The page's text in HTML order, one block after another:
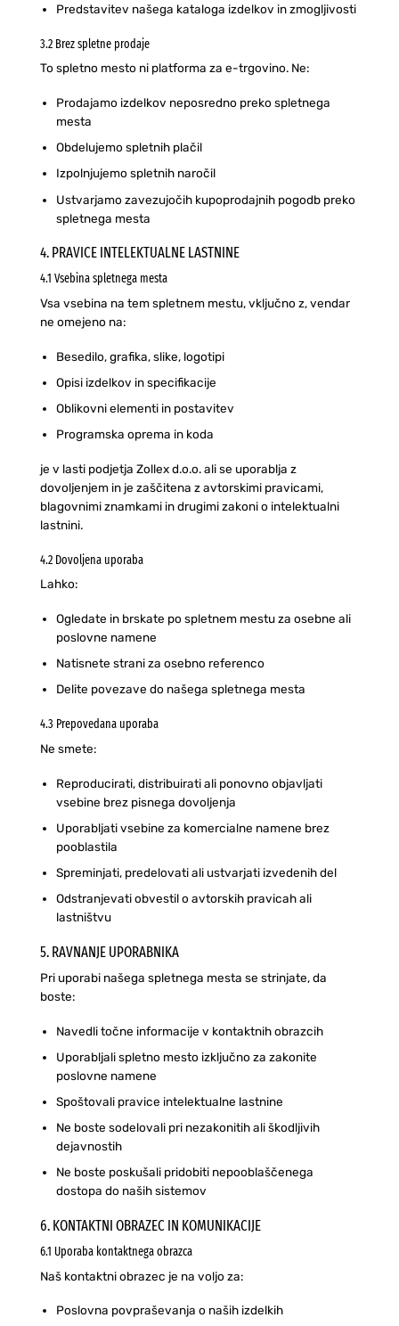
Predstavitev našega kataloga izdelkov in zmogljivosti
3.2 Brez spletne prodaje
To spletno mesto ni platforma za e-trgovino. Ne:
Prodajamo izdelkov neposredno preko spletnega
mesta
Obdelujemo spletnih plačil
Izpolnjujemo spletnih naročil
Ustvarjamo zavezujočih kupoprodajnih pogodb preko
spletnega mesta
4. PRAVICE INTELEKTUALNE LASTNINE
4.1 Vsebina spletnega mesta
Vsa vsebina na tem spletnem mestu, vključno z, vendar
ne omejeno na:
Besedilo, grafika, slike, logotipi
Opisi izdelkov in specifikacije
Oblikovni elementi in postavitev
Programska oprema in koda
je v lasti podjetja Zollex d.o.o. ali se uporablja z
dovoljenjem in je zaščitena z avtorskimi pravicami,
blagovnimi znamkami in drugimi zakoni o intelektualni
lastnini.
4.2 Dovoljena uporaba
Lahko:
Ogledate in brskate po spletnem mestu za osebne ali
poslovne namene
Natisnete strani za osebno referenco
Delite povezave do našega spletnega mesta
4.3 Prepovedana uporaba
Ne smete:
Reproducirati, distribuirati ali ponovno objavljati
vsebine brez pisnega dovoljenja
Uporabljati vsebine za komercialne namene brez
pooblastila
Spreminjati, predelovati ali ustvarjati izvedenih del
Odstranjevati obvestil o avtorskih pravicah ali
lastništvu
5. RAVNANJE UPORABNIKA
Pri uporabi našega spletnega mesta se strinjate, da
boste:
Navedli točne informacije v kontaktnih obrazcih
Uporabljali spletno mesto izključno za zakonite
poslovne namene
Spoštovali pravice intelektualne lastnine
Ne boste sodelovali pri nezakonitih ali škodljivih
dejavnostih
Ne boste poskušali pridobiti nepooblaščenega
dostopa do naših sistemov
6. KONTAKTNI OBRAZEC IN KOMUNIKACIJE
6.1 Uporaba kontaktnega obrazca
Naš kontaktni obrazec je na voljo za:
Poslovna povpraševanja o naših izdelkih